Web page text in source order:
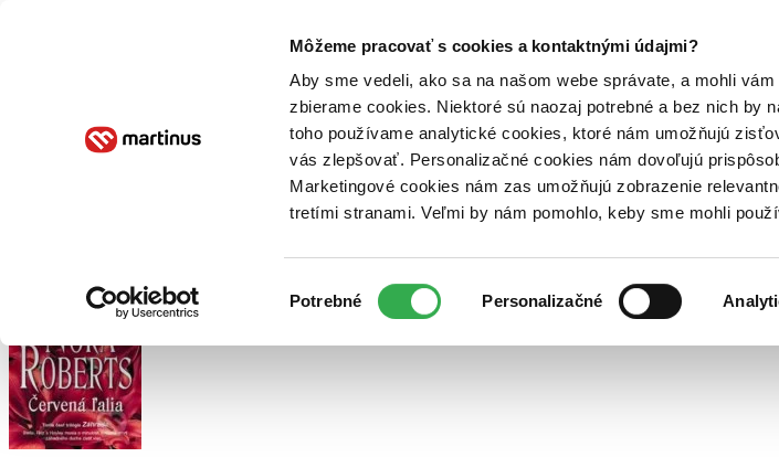
Môžeme pracovať s cookies a kontaktnými údajmi?
Aby sme vedeli, ako sa na našom webe správate, a mohli
zbierame cookies. Niektoré sú naozaj potrebné a bez nich by
toho používame analytické cookies, ktoré nám umožňujú
vás zlepšovať. Personalizačné cookies nám dovoľujú
Marketingové cookies nám zas umožňujú zobrazenie
tretími stranami. Veľmi by nám pomohlo, keby sme mohli
súhlasu
Potrebné Personalizačné
Poukážky Kontakt